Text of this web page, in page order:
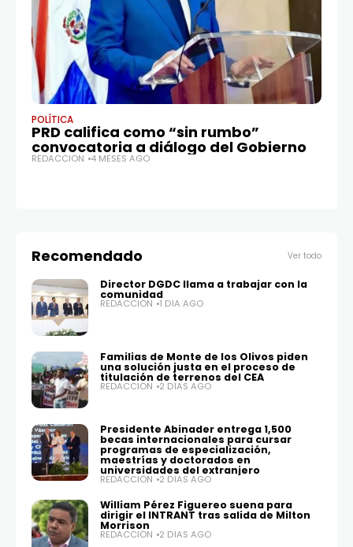
POLÍTICA
PRD califica como “sin rumbo”
convocatoria a diálogo del Gobierno
REDACCIÓN 4 MESES AGO
Recomendado Ver todo
Director DGDC llama a trabajar con la
comunidad
REDACCIÓN 1 DÍA AGO
Familias de Monte de los Olivos piden
una solución justa en el proceso de
titulación de terrenos del CEA
REDACCIÓN 2 DÍAS AGO
Presidente Abinader entrega 1,500
becas internacionales para cursar
programas de especialización,
maestrías y doctorados en
universidades del extranjero
REDACCIÓN 2 DÍAS AGO
William Pérez Figuereo suena para
dirigir el INTRANT tras salida de Milton
Morrison
REDACCIÓN 2 DÍAS AGO